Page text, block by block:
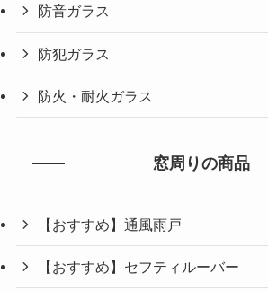
防音ガラス
防犯ガラス
防火・耐火ガラス
窓周りの商品
【おすすめ】通風雨戸
【おすすめ】セフティルーバー